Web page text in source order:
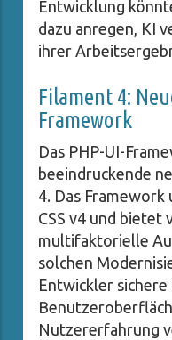
Entwicklung
dazu anregen, KI
ihrer
Filament 4:
Framework
Das PHP-UI-
beeindruckende
4. Das
CSS v4 und bietet
multifaktorielle
solchen
Entwickler sichere
Nutzererfahrung